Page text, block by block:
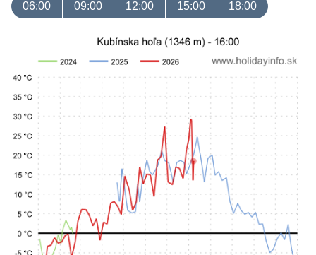
06:00 09:00 12:00 15:00 18:00